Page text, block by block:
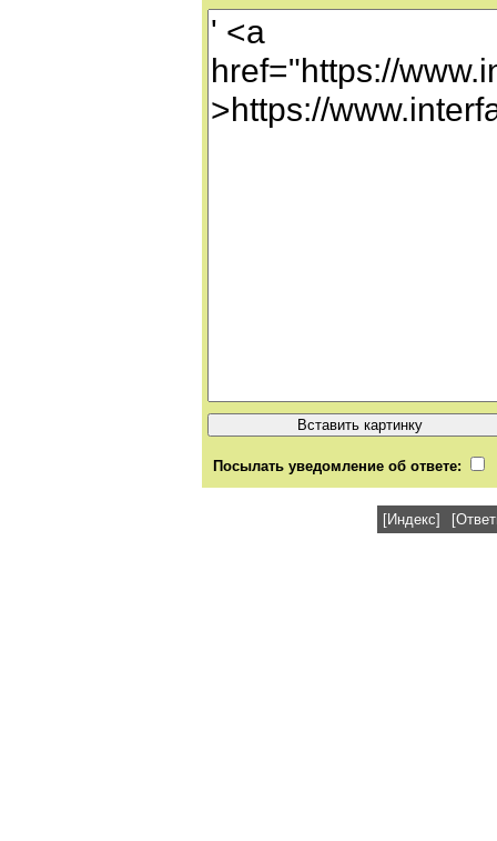
Посылать уведомление об ответе:
[Индекс]